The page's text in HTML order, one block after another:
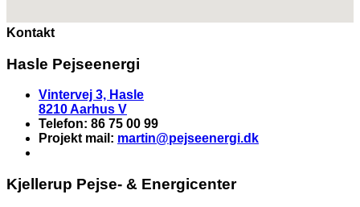
Kontakt
Hasle Pejseenergi
Vintervej 3, Hasle
8210 Aarhus V
Telefon: 86 75 00 99
Projekt mail: martin@pejseenergi.dk
Kjellerup Pejse- & Energicenter